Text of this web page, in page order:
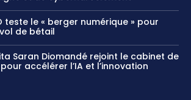
teste le « berger numérique » pour
de bétail
Saran Diomandé rejoint le cabinet de
accélérer l’IA et l’innovation